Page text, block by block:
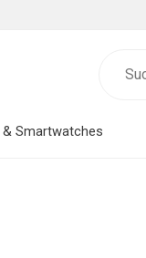
Smartwatches